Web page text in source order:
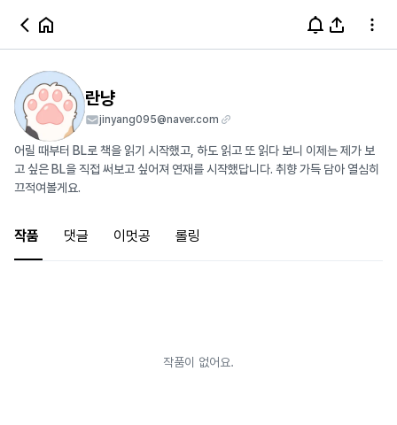
란냥
jinyang095@naver.com
어릴 때부터 BL로 책을 읽기 시작했고, 하도 읽고 또 읽다 보니 이제는 제가 보
고 싶은 BL을 직접 써보고 싶어져 연재를 시작했답니다. 취향 가득 담아 열심히
끄적여볼게요.
작품 댓글 이멋공 롤링
작품이 없어요.